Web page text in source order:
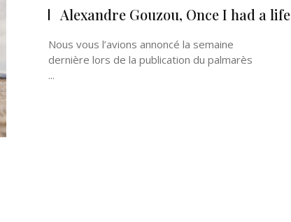
Alexandre Gouzou, Once I had a life
Nous vous l’avions annoncé la semaine
dernière lors de la publication du palmarès
...